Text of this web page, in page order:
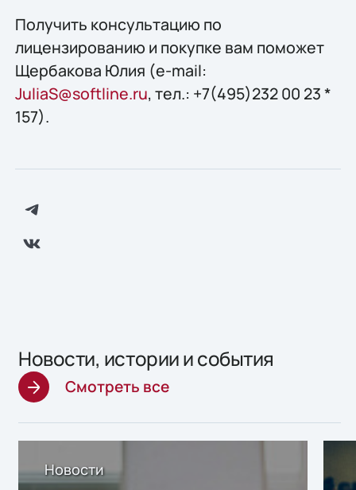
Получить конcультацию по
лицензированию и покупке вам поможет
Щербакова Юлия (e-mail:
JuliaS@softline.ru, тел.: +7(495)232 00 23 *
157).
Новости, истории и события
Смотреть все
Новости